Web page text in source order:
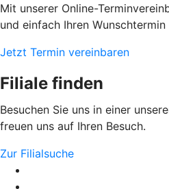
Mit unserer Online-
und einfach Ihren Wunschtermin
Jetzt Termin vereinbaren
Filiale finden
Besuchen Sie uns in einer
freuen uns auf Ihren Besuch.
Zur Filialsuche